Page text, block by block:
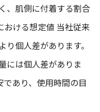
、肌側に付着する割合
おける想定値 当社従来
個人差があります。
には個人差がありま
あり、使用時間の目